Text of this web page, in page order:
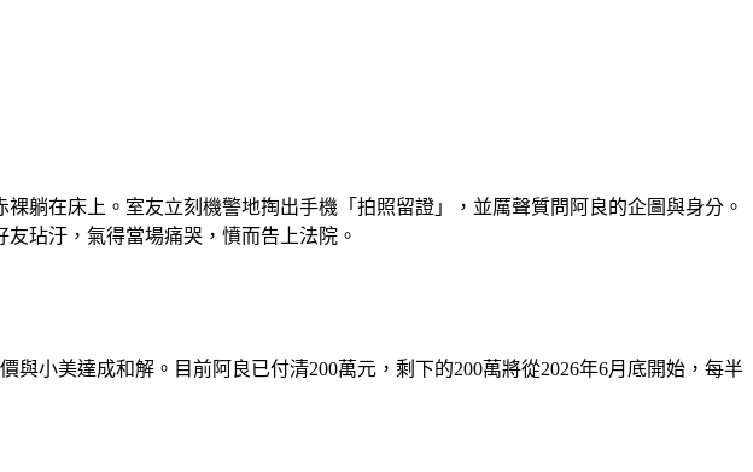
躺在床上。室友立刻機警地掏出手機「拍照留證」，並厲聲質問阿良的企圖與身分。
玷汙，氣得當場痛哭，憤而告上法院。
小美達成和解。目前阿良已付清200萬元，剩下的200萬將從2026年6月底開始，每半